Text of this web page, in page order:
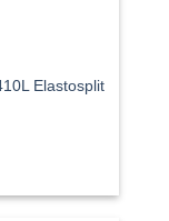
Elastosplit